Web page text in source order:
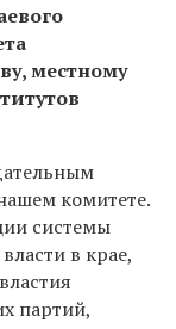
местному
комитете.
системы
в крае,
партий,